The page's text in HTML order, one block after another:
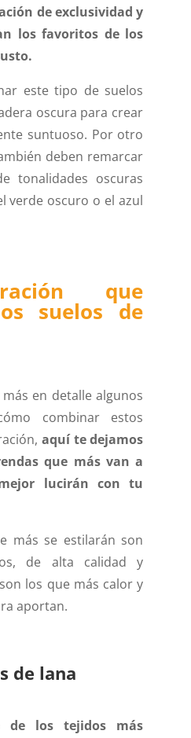
de exclusividad y
los favoritos de los
este tipo de suelos
oscura para crear
suntuoso. Por otro
deben remarcar
tonalidades oscuras
verde oscuro o el azul
que
suelos de
en detalle algunos
combinar estos
aquí te dejamos
que más van a
lucirán con tu
más se estilarán son
de alta calidad y
los que más calor y
aportan.
de lana
los tejidos más